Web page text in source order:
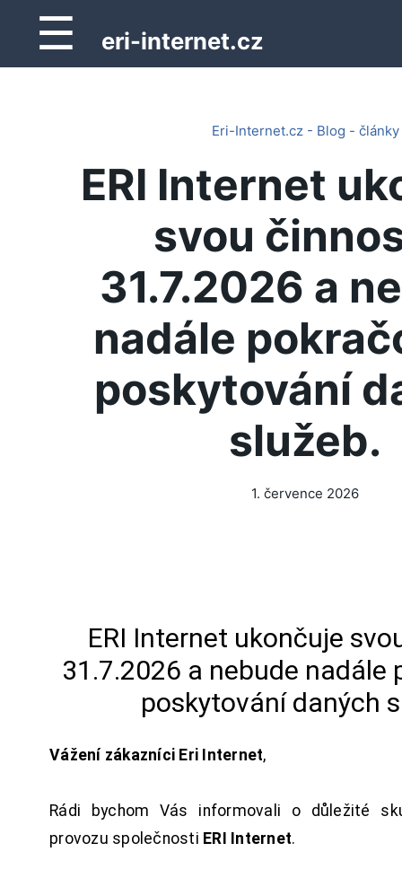
☰ eri-internet.cz
Eri-Internet.cz - Blog - články
ERI Internet
svou
31.7.2026 a
nadále
poskytování
služeb.
1. července 2026
ERI Internet ukončuje
31.7.2026 a nebude nadále
poskytování daných
Vážení zákazníci Eri Internet,
Rádi bychom Vás informovali o důležité
provozu společnosti ERI Internet.